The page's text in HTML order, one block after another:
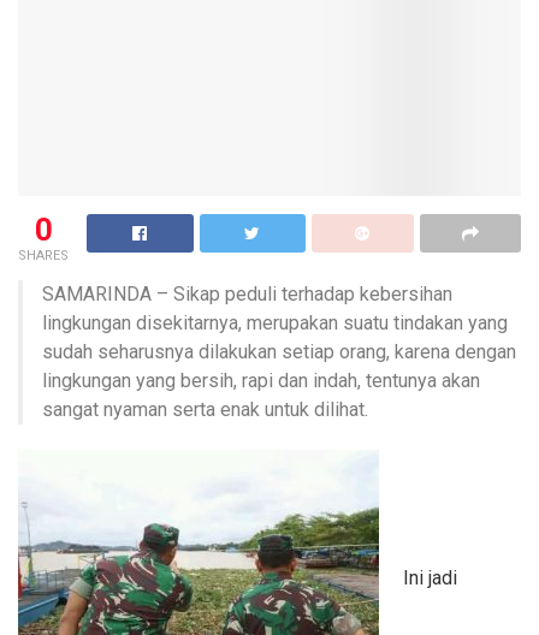
0
SHARES
SAMARINDA – Sikap peduli terhadap kebersihan
lingkungan disekitarnya, merupakan suatu tindakan yang
sudah seharusnya dilakukan setiap orang, karena dengan
lingkungan yang bersih, rapi dan indah, tentunya akan
sangat nyaman serta enak untuk dilihat.
Ini jadi